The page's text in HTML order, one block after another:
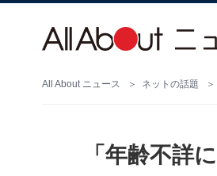
All About ニュース ネットの話題
「年齢不詳